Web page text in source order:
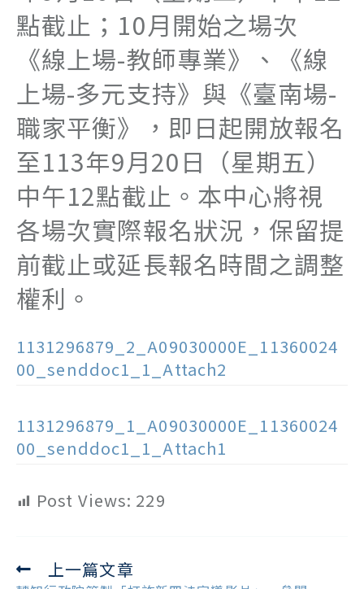
點截止；10月開始之場次
《線上場-教師專業》、《線
上場-多元支持》與《臺南場-
職家平衡》，即日起開放報名
至113年9月20日（星期五）
中午12點截止。本中心將視
各場次實際報名狀況，保留提
前截止或延長報名時間之調整
權利。
1131296879_2_A09030000E_11360024
00_senddoc1_1_Attach2
1131296879_1_A09030000E_11360024
00_senddoc1_1_Attach1
Post Views: 229
Read上一篇文章